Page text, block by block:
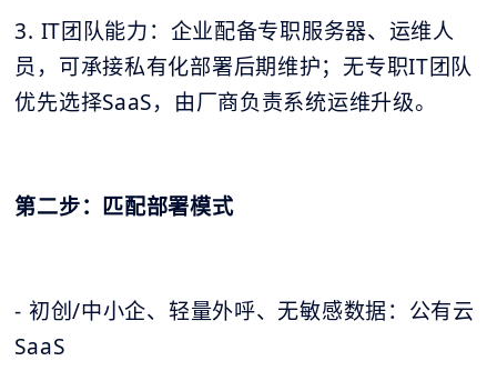
3. IT团队能力：企业配备专职服务器、运维人
员，可承接私有化部署后期维护；无专职IT团队
优先选择SaaS，由厂商负责系统运维升级。
第二步：匹配部署模式
- 初创/中小企、轻量外呼、无敏感数据：公有云
SaaS